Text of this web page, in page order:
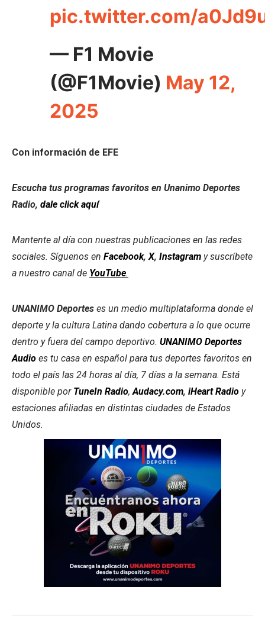
pic.twitter.com/
— F1 Movie
(@F1Movie) May 12,
2025
Con información de EFE
Escucha tus programas favoritos en Unanimo Deportes
Radio, dale click aquí
Mantente al día con nuestras publicaciones en las redes
sociales. Síguenos en Facebook, X, Instagram y suscríbete
a nuestro canal de YouTube.
UNANIMO Deportes es un medio multiplataforma donde el
deporte y la cultura Latina dando cobertura a lo que ocurre
dentro y fuera del campo deportivo. UNANIMO Deportes
Audio es tu casa en español para tus deportes favoritos en
todo el país las 24 horas al día, 7 días a la semana. Está
disponible por TuneIn Radio, Audacy.com, iHeart Radio y
estaciones afiliadas en distintas ciudades de Estados
Unidos.